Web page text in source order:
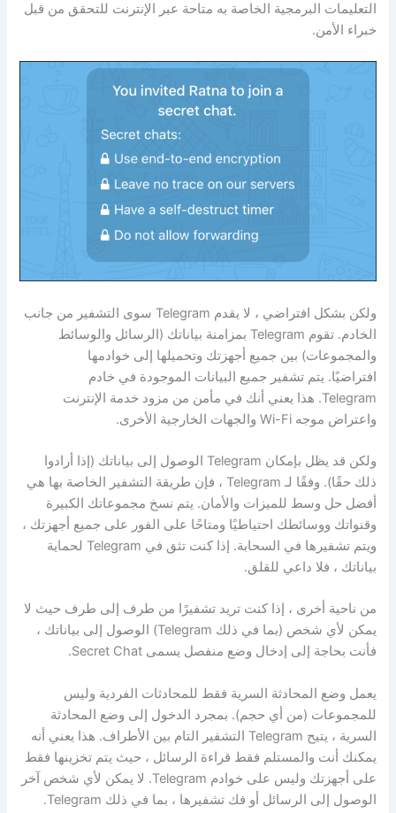
التعليمات البرمجية الخاصة به متاحة عبر الإنترنت للتحقق من قبل
خبراء الأمن.
ولكن بشكل افتراضي ، لا يقدم Telegram سوى التشفير من جانب
الخادم. تقوم Telegram بمزامنة بياناتك (الرسائل والوسائط
والمجموعات) بين جميع أجهزتك وتحميلها إلى خوادمها
افتراضيًا. يتم تشفير جميع البيانات الموجودة في خادم
Telegram. هذا يعني أنك في مأمن من مزود خدمة الإنترنت
واعتراض موجه Wi-Fi والجهات الخارجية الأخرى.
ولكن قد يظل بإمكان Telegram الوصول إلى بياناتك (إذا أرادوا
ذلك حقًا). وفقًا لـ Telegram ، فإن طريقة التشفير الخاصة بها هي
أفضل حل وسط للميزات والأمان. يتم نسخ مجموعاتك الكبيرة
وقنواتك ووسائطك احتياطيًا ومتاحًا على الفور على جميع أجهزتك ،
ويتم تشفيرها في السحابة. إذا كنت تثق في Telegram لحماية
بياناتك ، فلا داعي للقلق.
من ناحية أخرى ، إذا كنت تريد تشفيرًا من طرف إلى طرف حيث لا
يمكن لأي شخص (بما في ذلك Telegram) الوصول إلى بياناتك ،
فأنت بحاجة إلى إدخال وضع منفصل يسمى Secret Chat.
يعمل وضع المحادثة السرية فقط للمحادثات الفردية وليس
للمجموعات (من أي حجم). بمجرد الدخول إلى وضع المحادثة
السرية ، يتيح Telegram التشفير التام بين الأطراف. هذا يعني أنه
يمكنك أنت والمستلم فقط قراءة الرسائل ، حيث يتم تخزينها فقط
على أجهزتك وليس على خوادم Telegram. لا يمكن لأي شخص آخر
الوصول إلى الرسائل أو فك تشفيرها ، بما في ذلك Telegram.